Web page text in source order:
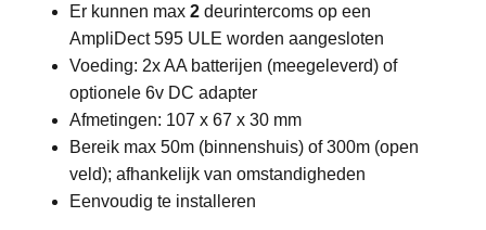
Er kunnen max 2 deurintercoms op een
AmpliDect 595 ULE worden aangesloten
Voeding: 2x AA batterijen (meegeleverd) of
optionele 6v DC adapter
Afmetingen: 107 x 67 x 30 mm
Bereik max 50m (binnenshuis) of 300m (open
veld); afhankelijk van omstandigheden
Eenvoudig te installeren